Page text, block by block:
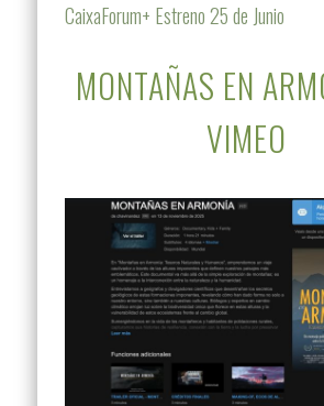
CaixaForum+ Estreno 25 de Junio
MONTAÑAS EN
VIMEO